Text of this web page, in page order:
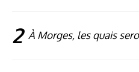
2 À Morges, les quais